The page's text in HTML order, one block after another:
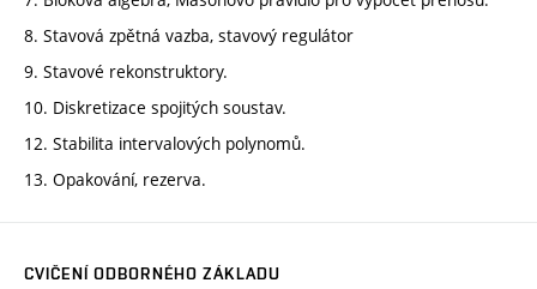
8. Stavová zpětná vazba, stavový regulátor
9. Stavové rekonstruktory.
10. Diskretizace spojitých soustav.
12. Stabilita intervalových polynomů.
13. Opakování, rezerva.
CVIČENÍ ODBORNÉHO ZÁKLADU